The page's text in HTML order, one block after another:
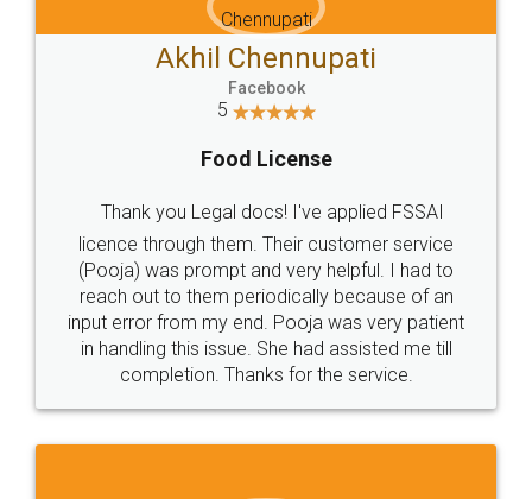
WHY CHOOSE
LEGALDOCS
Consultation from
Industry Experts.
Value For Money and
hassle free service.